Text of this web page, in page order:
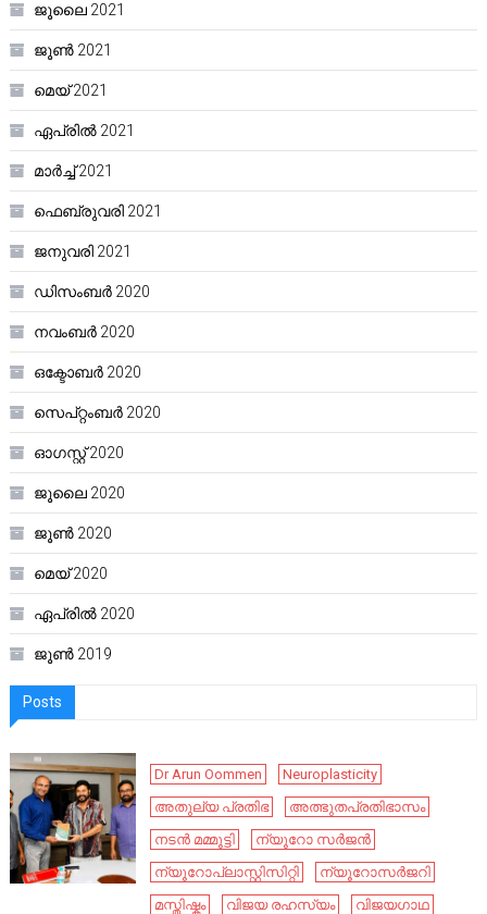
ജൂലൈ 2021
ജൂൺ 2021
മെയ്‌ 2021
ഏപ്രിൽ 2021
മാർച്ച്‌ 2021
ഫെബ്രുവരി 2021
ജനുവരി 2021
ഡിസംബർ 2020
നവംബർ 2020
ഒക്ടോബർ 2020
സെപ്റ്റംബർ 2020
ഓഗസ്റ്റ്‌ 2020
ജൂലൈ 2020
ജൂൺ 2020
മെയ്‌ 2020
ഏപ്രിൽ 2020
ജൂൺ 2019
Posts
Dr Arun Oommen
Neuroplasticity
അതുല്യ പ്രതിഭ
അത്ഭുതപ്രതിഭാസം
നടൻ മമ്മൂട്ടി
ന്യൂറോ സർജൻ
ന്യൂറോപ്ലാസ്റ്റിസിറ്റി
ന്യൂറോസർജറി
മസ്തിഷ്കം
വിജയ രഹസ്യം
വിജയഗാഥ